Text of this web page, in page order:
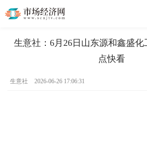
生意社：6月26日山东源和鑫盛
点快看
生意社 2026-06-26 17:06:31